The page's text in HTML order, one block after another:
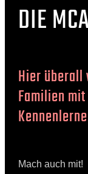
DIE
Hier überall
Familien
Mach auch mit!